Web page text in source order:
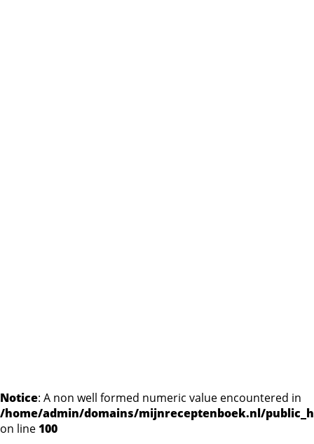
Notice: A non well formed numeric value encountered in
/home/admin/domains/mijnreceptenboek.nl/
on line100